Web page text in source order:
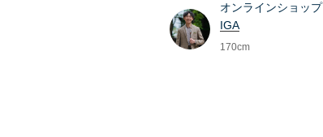
オンラインショップ
IGA
170cm